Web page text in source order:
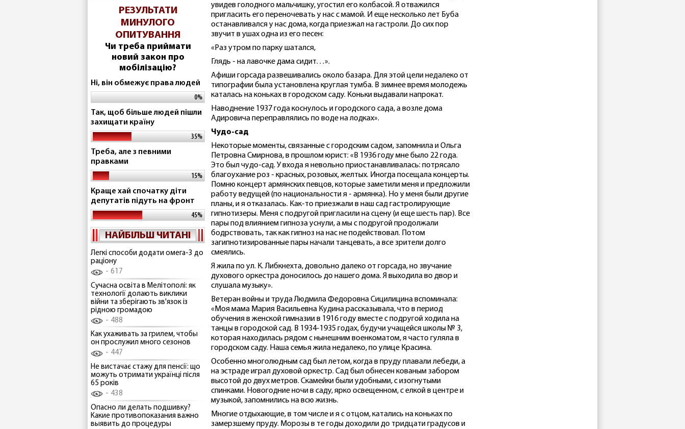
РЕЗУЛЬТАТИ
МИНУЛОГО
ОПИТУВАННЯ
Чи треба приймати
новий закон про
мобілізацію?
Ні, він обмежує права людей
0%
Так, щоб більше людей пішли
захищати країну
35%
Треба, але з певними
правками
15%
Краще хай спочатку діти
депутатів підуть на фронт
45%
НАЙБІЛЬШ ЧИТАНІ
Легкі способи додати омега-3 до
раціону
617
Сучасна освіта в Мелітополі: як
технології долають виклики
війни та зберігають зв'язок із
рідною громадою
488
Как ухаживать за грилем, чтобы
он прослужил много сезонов
447
Не вистачає стажу для пенсії: що
можуть отримати українці після
65 років
438
Опасно ли делать подшивку?
Какие противопоказания важно
выявить до процедуры
увидев голодного мальчишку, угостил его колбасой. Я отважился
пригласить его переночевать у нас с мамой. И еще несколько лет Буба
останавливался у нас дома, когда приезжал на гастроли. До сих пор
звучит в ушах одна из его песен:
«Раз утром по парку шатался,
Глядь - на лавочке дама сидит…».
Афиши горсада развешивались около базара. Для этой цели недалеко от
типографии была установлена круглая тумба. В зимнее время молодежь
каталась на коньках в городском саду. Коньки выдавали напрокат.
Наводнение 1937 года коснулось и городского сада, а возле дома
Адировича переправлялись по воде на лодках».
Чудо-сад
Некоторые моменты, связанные с городским садом, запомнила и Ольга
Петровна Смирнова, в прошлом юрист: «В 1936 году мне было 22 года.
Это был чудо-сад. У входа я невольно приостанавливалась: потрясало
благоухание роз - красных, розовых, желтых. Иногда посещала концерты.
Помню концерт армянских певцов, которые заметили меня и предложили
работу ведущей (по национальности я - армянка). Но у меня были другие
планы, и я отказалась. Как-то приезжали в наш сад гастролирующие
гипнотизеры. Меня с подругой пригласили на сцену (и еще шесть пар). Все
пары под влиянием гипноза уснули, а мы с подругой продолжали
бодрствовать, так как гипноз на нас не подействовал. Потом
загипнотизированные пары начали танцевать, а все зрители долго
смеялись.
Я жила по ул. К. Либкнехта, довольно далеко от горсада, но звучание
духового оркестра доносилось до нашего дома. Я выходила во двор и
слушала музыку».
Ветеран войны и труда Людмила Федоровна Сицилицина вспоминала:
«Моя мама Мария Васильевна Кудина рассказывала, что в период
обучения в женской гимназии в 1916 году вместе с подругой ходила на
танцы в городской сад. В 1934-1935 годах, будучи учащейся школы № 3,
которая находилась рядом с нынешним военкоматом, я часто гуляла в
городском саду. Наша семья жила недалеко, по улице Красина.
Особенно многолюдным сад был летом, когда в пруду плавали лебеди, а
на эстраде играл духовой оркестр. Сад был обнесен кованым забором
высотой до двух метров. Скамейки были удобными, с изогнутыми
спинками. Новогодние ночи в саду, ярко освещенном, с елкой в центре и
музыкой, запомнились на всю жизнь.
Многие отдыхающие, в том числе и я с отцом, катались на коньках по
замерзшему пруду. Морозы в те годы доходили до тридцати градусов и